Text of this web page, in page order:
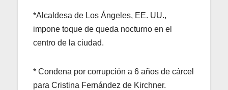
*Alcaldesa de Los Ángeles, EE. UU.,
impone toque de queda nocturno en el
centro de la ciudad.
* Condena por corrupción a 6 años de cárcel
para Cristina Fernández de Kirchner.